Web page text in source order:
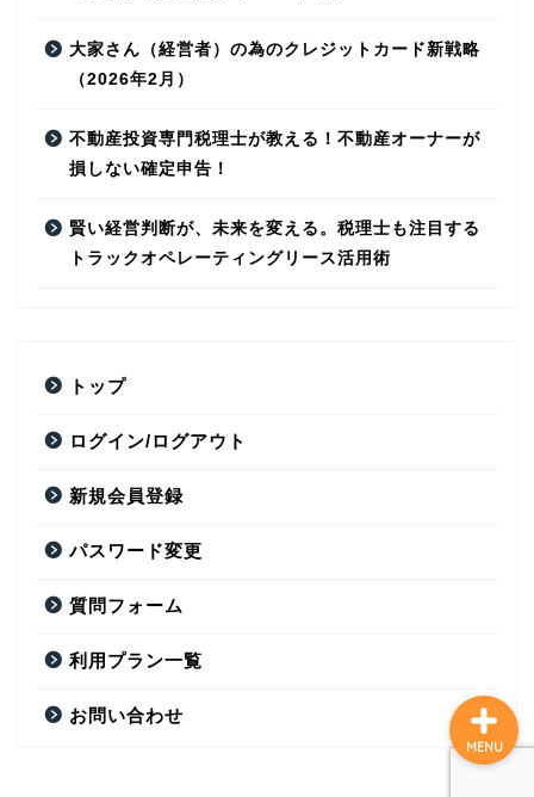
大家さん（経営者）の為のクレジットカード新戦略
（2026年2月）
不動産投資専門税理士が教える！不動産オーナーが
損しない確定申告！
賢い経営判断が、未来を変える。税理士も注目する
トラックオペレーティングリース活用術
トップ
ログイン/ログアウト
新規会員登録
パスワード変更
質問フォーム
利用プラン一覧
お問い合わせ
MENU
ログイン/ログアウト